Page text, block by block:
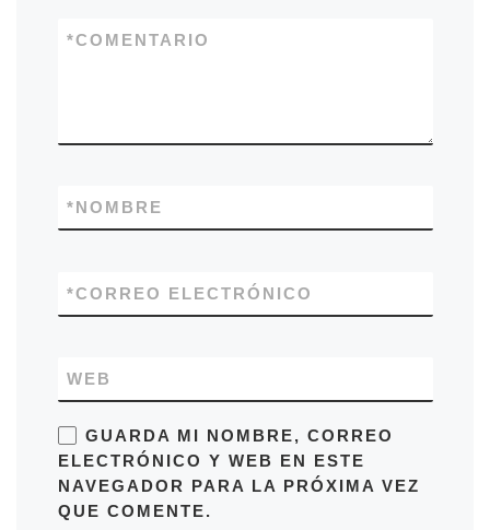
COMENTARIO
*
NOMBRE
*
CORREO ELECTRÓNICO
*
WEB
GUARDA MI NOMBRE, CORREO
ELECTRÓNICO Y WEB EN ESTE
NAVEGADOR PARA LA PRÓXIMA VEZ
QUE COMENTE.